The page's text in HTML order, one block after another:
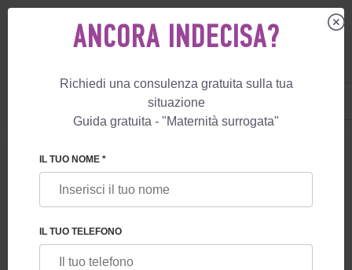
GARANZIA DI MATERNITÀ
SURROGATA CON DONAZIONE DI
OVOCITI
ANCORA INDECISA?
Richiedi una consulenza gratuita sulla tua
situazione
Guida gratuita - "Maternità surrogata"
IL TUO NOME *
IL TUO TELEFONO